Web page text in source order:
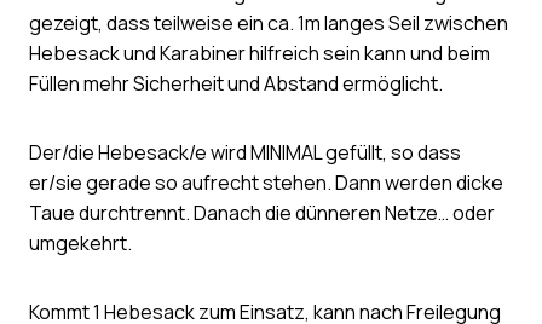
gezeigt, dass teilweise ein ca. 1m langes Seil zwischen
Hebesack und Karabiner hilfreich sein kann und beim
Füllen mehr Sicherheit und Abstand ermöglicht.
Der/die Hebesack/e wird MINIMAL gefüllt, so dass
er/sie gerade so aufrecht stehen. Dann werden dicke
Taue durchtrennt. Danach die dünneren Netze… oder
umgekehrt.
Kommt 1 Hebesack zum Einsatz, kann nach Freilegung